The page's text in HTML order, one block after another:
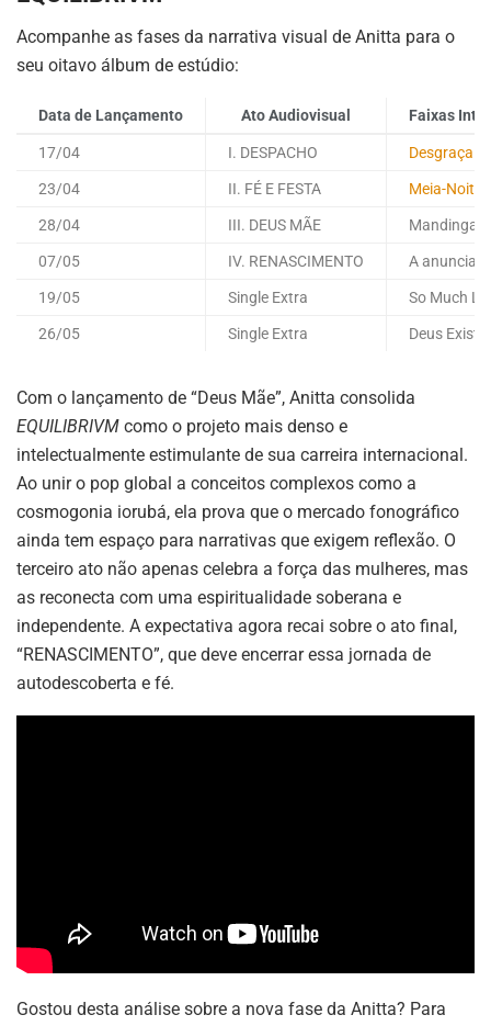
Acompanhe as fases da narrativa visual de Anitta para o
seu oitavo álbum de estúdio:
Data de Lançamento Ato Audiovisual Faixas
17/04 I. DESPACHO Desgraça
23/04 II. FÉ E FESTA Meia-Noite
28/04 III. DEUS MÃE Mandinga /
07/05 IV. RENASCIMENTO A anunciar
19/05 Single Extra So Much
26/05 Single Extra Deus Existe
Com o lançamento de “Deus Mãe”, Anitta consolida
EQUILIBRIVM como o projeto mais denso e
intelectualmente estimulante de sua carreira internacional.
Ao unir o pop global a conceitos complexos como a
cosmogonia iorubá, ela prova que o mercado fonográfico
ainda tem espaço para narrativas que exigem reflexão. O
terceiro ato não apenas celebra a força das mulheres, mas
as reconecta com uma espiritualidade soberana e
independente. A expectativa agora recai sobre o ato final,
“RENASCIMENTO”, que deve encerrar essa jornada de
autodescoberta e fé.
Gostou desta análise sobre a nova fase da Anitta? Para